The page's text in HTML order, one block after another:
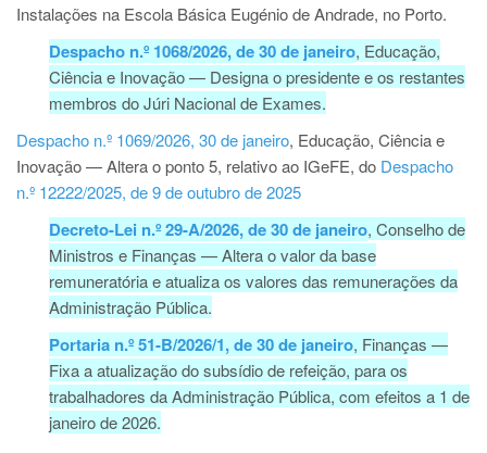
Instalações na Escola Básica Eugénio de Andrade, no Porto.
Despacho n.º 1068/2026, de 30 de janeiro, Educação,
Ciência e Inovação — Designa o presidente e os restantes
membros do Júri Nacional de Exames.
Despacho n.º 1069/2026, 30 de janeiro, Educação, Ciência e
Inovação — Altera o ponto 5, relativo ao IGeFE, do Despacho
n.º 12222/2025, de 9 de outubro de 2025
Decreto-Lei n.º 29-A/2026, de 30 de janeiro, Conselho de
Ministros e Finanças — Altera o valor da base
remuneratória e atualiza os valores das remunerações da
Administração Pública.
Portaria n.º 51-B/2026/1, de 30 de janeiro, Finanças —
Fixa a atualização do subsídio de refeição, para os
trabalhadores da Administração Pública, com efeitos a 1 de
janeiro de 2026.